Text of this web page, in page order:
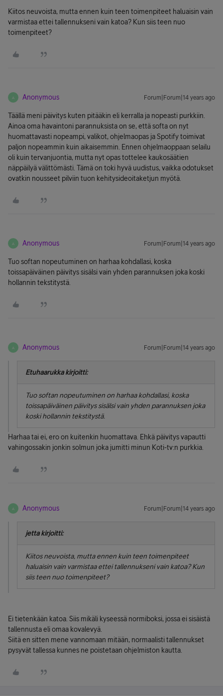
Kiitos neuvoista, mutta ennen kuin teen toimenpiteet haluaisin vain
varmistaa ettei tallennukseni vain katoa? Kun siis teen nuo
toimenpiteet?
A Anonymous Forum|Forum|14 years ago
Täällä meni päivitys kuten pitääkin eli kerralla ja nopeasti purkkiin.
Ainoa oma havaintoni parannuksista on se, että softa on nyt
huomattavasti nopeampi, valikot, ohjelmaopas ja Spotify toimivat
paljon nopeammin kuin aikaisemmin. Ennen ohjelmaoppaan selailu
oli kuin tervanjuontia, mutta nyt opas tottelee kaukosäätien
näppäilyä välittömästi. Tämä on toki hyvä uudistus, vaikka odotukset
ovatkin nousseet pilviin tuon kehitysideoitaketjun myötä.
A Anonymous Forum|Forum|14 years ago
Tuo softan nopeutuminen on harhaa kohdallasi, koska
toissapäiväinen päivitys sisälsi vain yhden parannuksen joka koski
hollannin tekstitystä.
A Anonymous Forum|Forum|14 years ago
Etuhaarukka kirjoitti:
Tuo softan nopeutuminen on harhaa kohdallasi, koska
toissapäiväinen päivitys sisälsi vain yhden parannuksen joka
koski hollannin tekstitystä.
Harhaa tai ei, ero on kuitenkin huomattava. Ehkä päivitys vapautti
vahingossakin jonkin solmun joka jumitti minun Koti-tv:n purkkia.
A Anonymous Forum|Forum|14 years ago
jetta kirjoitti:
Kiitos neuvoista, mutta ennen kuin teen toimenpiteet
haluaisin vain varmistaa ettei tallennukseni vain katoa? Kun
siis teen nuo toimenpiteet?
Ei tietenkään katoa. Siis mikäli kyseessä normiboksi, jossa ei sisäistä
tallennusta eli omaa kovalevyä.
Siitä en sitten mene vannomaan mitään, normaalisti tallennukset
pysyvät tallessa kunnes ne poistetaan ohjelmiston kautta.